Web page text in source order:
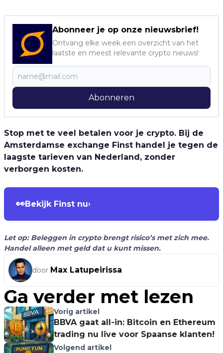
Abonneer je op onze nieuwsbrief!
Ontvang elke week een overzicht van het
laatste en meest relevante crypto nieuws!
Abonneren
Stop met te veel betalen voor je crypto. Bij de
Amsterdamse exchange Finst handel je tegen de
laagste tarieven van Nederland, zonder
verborgen kosten.
👀Bekijk Finst nu›
Let op: Beleggen in crypto brengt risico’s met zich mee.
Handel alleen met geld dat u kunt missen.
door Max Latupeirissa
Ga verder met lezen
Vorig artikel
BBVA gaat all-in: Bitcoin en Ethereum
trading nu live voor Spaanse klanten!
Volgend artikel